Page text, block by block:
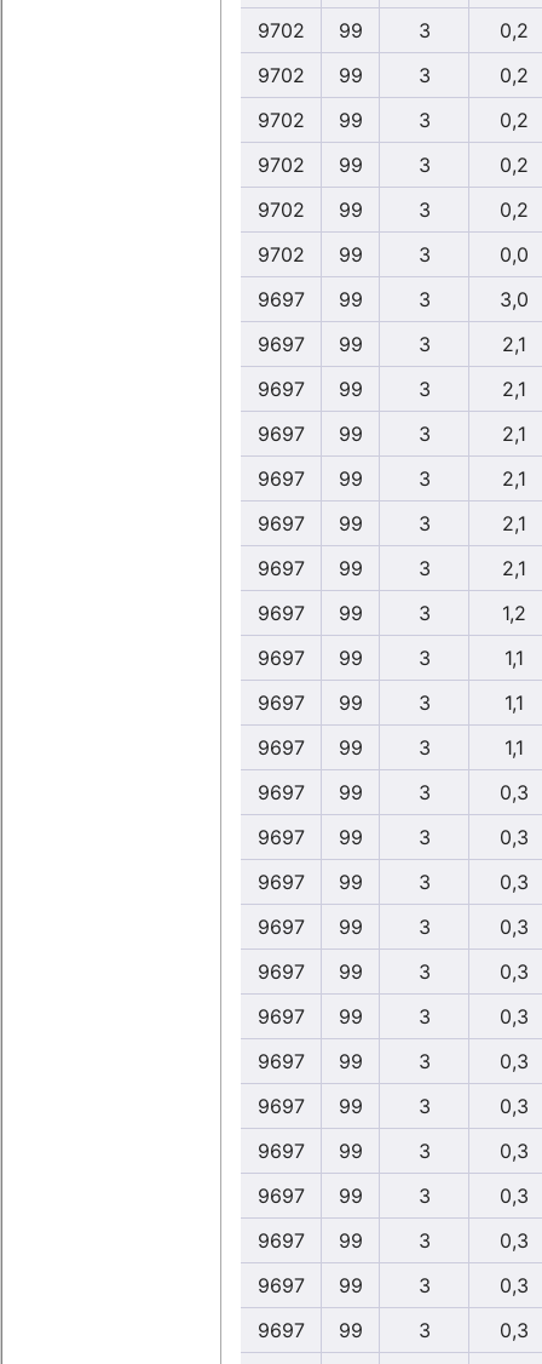
9702
99 3
0,2
9702
99 3
0,2
9702
99 3
0,2
9702
99 3
0,2
9702
99 3
0,2
9702
99 3
0,0
9697
99 3
3,0
9697
99 3
2,1
9697
99 3
2,1
9697
99 3
2,1
9697
99 3
2,1
9697
99 3
2,1
9697
99 3
2,1
9697
99 3
1,2
9697
99 3
1,1
9697
99 3
1,1
9697
99 3
1,1
9697
99 3
0,3
9697
99 3
0,3
9697
99 3
0,3
9697
99 3
0,3
9697
99 3
0,3
9697
99 3
0,3
9697
99 3
0,3
9697
99 3
0,3
9697
99 3
0,3
9697
99 3
0,3
9697
99 3
0,3
9697
99 3
0,3
9697
99 3
0,3